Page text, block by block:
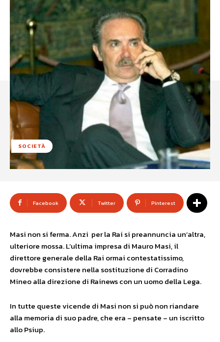
SOCIETÀ
Facebook Twitter Pinterest
Masi non si ferma. Anzi per la Rai si preannuncia un’altra,
ulteriore mossa. L’ultima impresa di Mauro Masi, il
direttore generale della Rai ormai contestatissimo,
dovrebbe consistere nella sostituzione di Corradino
Mineo alla direzione di Rainews con un uomo della Lega.
In tutte queste vicende di Masi non si può non riandare
alla memoria di suo padre, che era – pensate – un iscritto
allo Psiup.